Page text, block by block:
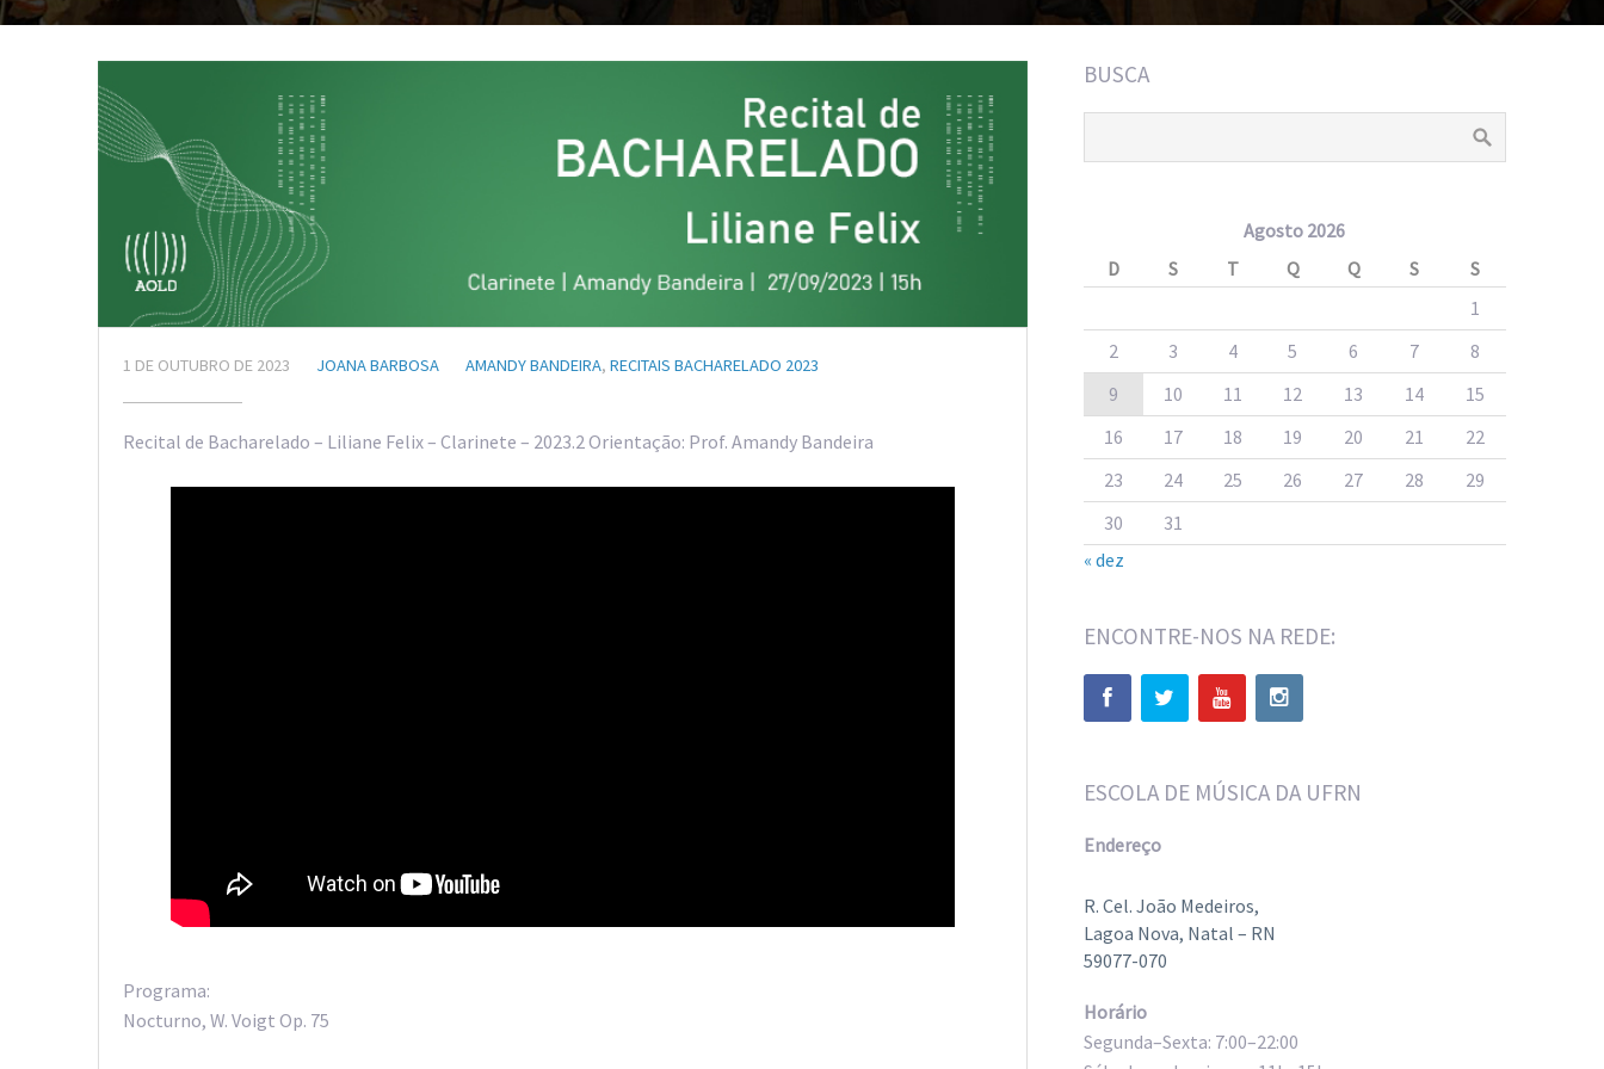
1 DE OUTUBRO DE 2023 JOANA BARBOSA AMANDY BANDEIRA, RECITAIS BACHARELADO 2023
Recital de Bacharelado – Liliane Felix – Clarinete – 2023.2 Orientação: Prof. Amandy Bandeira
Programa:
Nocturno, W. Voigt Op. 75
BUSCA
Agosto 2026
D
S T Q Q S
S
1
2
3 4 5 6 7
8
9
10 11 12 13 14
15
16
17 18 19 20 21
22
23
24 25 26 27 28
29
30
31
« dez
ENCONTRE-NOS NA REDE:
ESCOLA DE MÚSICA DA UFRN
Endereço
R. Cel. João Medeiros,
Lagoa Nova, Natal – RN
59077-070
Horário
Segunda–Sexta: 7:00–22:00